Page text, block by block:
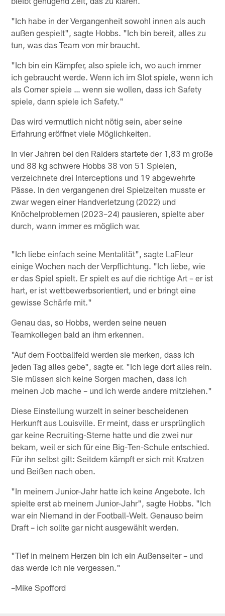
"Ich habe in der Vergangenheit sowohl innen als auch
außen gespielt", sagte Hobbs. "Ich bin bereit, alles zu
tun, was das Team von mir braucht.
"Ich bin ein Kämpfer, also spiele ich, wo auch immer
ich gebraucht werde. Wenn ich im Slot spiele, wenn ich
als Corner spiele … wenn sie wollen, dass ich Safety
spiele, dann spiele ich Safety."
Das wird vermutlich nicht nötig sein, aber seine
Erfahrung eröffnet viele Möglichkeiten.
In vier Jahren bei den Raiders startete der 1,83 m große
und 88 kg schwere Hobbs 38 von 51 Spielen,
verzeichnete drei Interceptions und 19 abgewehrte
Pässe. In den vergangenen drei Spielzeiten musste er
zwar wegen einer Handverletzung (2022) und
Knöchelproblemen (2023–24) pausieren, spielte aber
durch, wann immer es möglich war.
"Ich liebe einfach seine Mentalität", sagte LaFleur
einige Wochen nach der Verpflichtung. "Ich liebe, wie
er das Spiel spielt. Er spielt es auf die richtige Art – er ist
hart, er ist wettbewerbsorientiert, und er bringt eine
gewisse Schärfe mit."
Genau das, so Hobbs, werden seine neuen
Teamkollegen bald an ihm erkennen.
"Auf dem Footballfeld werden sie merken, dass ich
jeden Tag alles gebe", sagte er. "Ich lege dort alles rein.
Sie müssen sich keine Sorgen machen, dass ich
meinen Job mache – und ich werde andere mitziehen."
Diese Einstellung wurzelt in seiner bescheidenen
Herkunft aus Louisville. Er meint, dass er ursprünglich
gar keine Recruiting-Sterne hatte und die zwei nur
bekam, weil er sich für eine Big-Ten-Schule entschied.
Für ihn selbst gilt: Seitdem kämpft er sich mit Kratzen
und Beißen nach oben.
"In meinem Junior-Jahr hatte ich keine Angebote. Ich
spielte erst ab meinem Junior-Jahr", sagte Hobbs. "Ich
war ein Niemand in der Football-Welt. Genauso beim
Draft – ich sollte gar nicht ausgewählt werden.
"Tief in meinem Herzen bin ich ein Außenseiter – und
das werde ich nie vergessen."
–Mike Spofford